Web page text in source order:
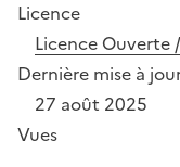
Licence
Licence Ouverte
Dernière mise à
27 août 2025
Vues